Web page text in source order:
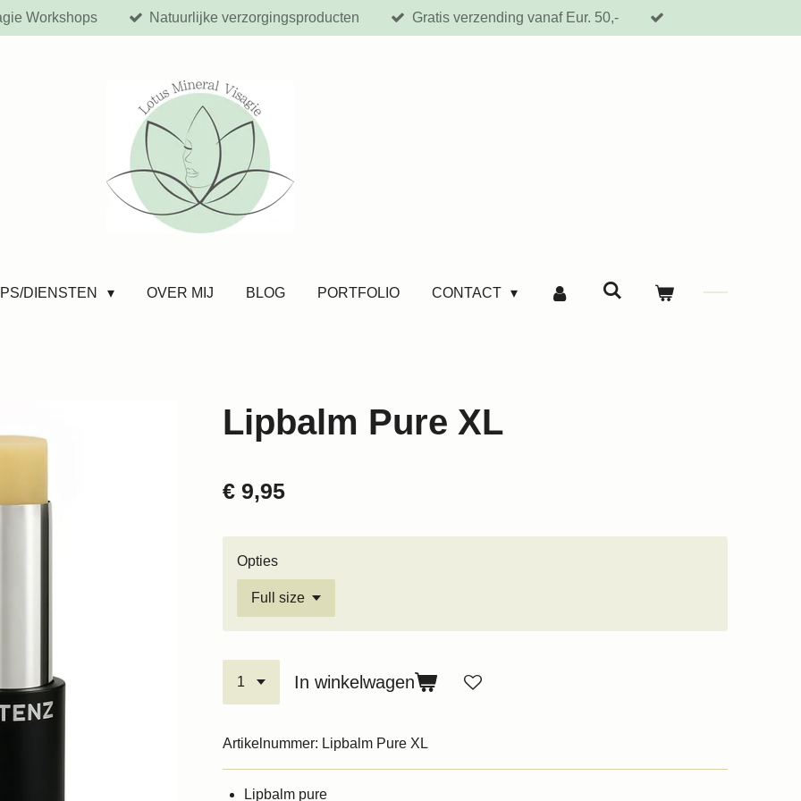
Workshops Natuurlijke verzorgingsproducten Gratis verzending vanaf Eur. 50,-
DIENSTEN OVER MIJ BLOG PORTFOLIO CONTACT
Lipbalm Pure XL
€ 9,95
Opties
In winkelwagen
Artikelnummer: Lipbalm Pure XL
Lipbalm pure